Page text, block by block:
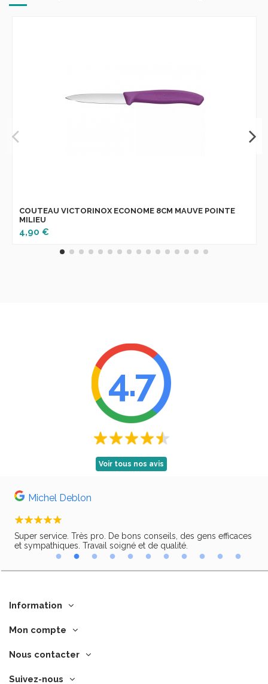
COUTEAU VICTORINOX ECONOME 8CM MAUVE POINTE
MILIEU
4,90 €
4.7
Voir tous nos avis
Michel Deblon
Super service. Très pro. De bons conseils, des gens efficaces
et sympathiques. Travail soigné et de qualité.
Information
Mon compte
Nous contacter
Suivez-nous